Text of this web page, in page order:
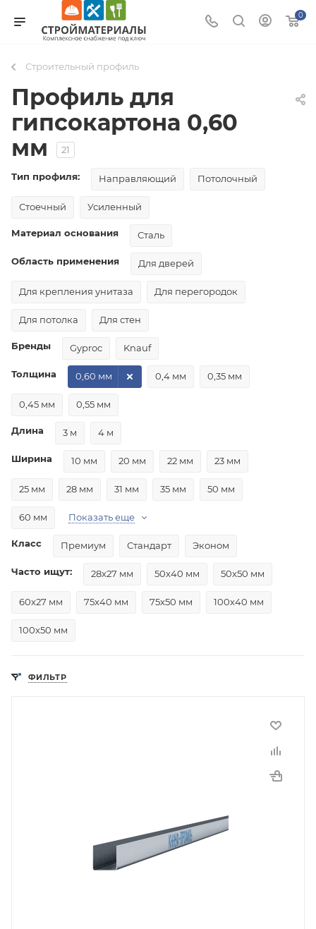
0
Строительный профиль
Профиль для
гипсокартона 0,60
мм
21
Тип профиля: Направляющий Потолочный
Стоечный Усиленный
Материал основания Сталь
Область применения Для дверей
Для крепления унитаза Для перегородок
Для потолка Для стен
Бренды Gyproc Knauf
Толщина 0,4 мм 0,35 мм
0,45 мм 0,55 мм
0,60 мм
Длина 3 м 4 м
Ширина 10 мм 20 мм 22 мм 23 мм
25 мм 28 мм 31 мм 35 мм 50 мм
60 мм Показать еще
Класс Премиум Стандарт Эконом
Часто ищут: 28x27 мм 50x40 мм 50x50 мм
60x27 мм 75x40 мм 75x50 мм 100x40 мм
100x50 мм
ФИЛЬТР